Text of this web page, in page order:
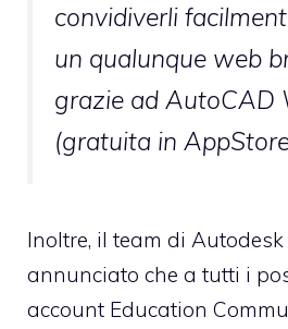
convidiverli
un qualunque web
grazie ad AutoCAD
(gratuita in
Inoltre, il team di
annunciato che a tutti i
account Education